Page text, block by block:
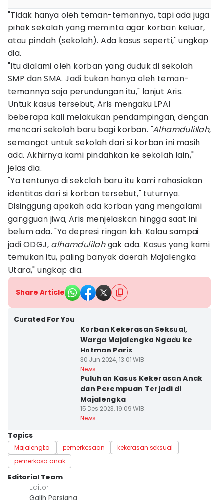
"Tidak hanya oleh teman-temannya, tapi ada juga
pihak sekolah yang meminta agar korban keluar,
atau pindah (sekolah). Ada kasus seperti," ungkap
dia.
"Itu dialami oleh korban yang duduk di sekolah
SMP dan SMA. Jadi bukan hanya oleh teman-
temannya saja perundungan itu," lanjut Aris.
Untuk kasus tersebut, Aris mengaku LPAI
beberapa kali melakukan pendampingan, dengan
mencari sekolah baru bagi korban. "Alhamdulillah,
semangat untuk sekolah dari si korban ini masih
ada. Akhirnya kami pindahkan ke sekolah lain,"
jelas dia.
"Ya tentunya di sekolah baru itu kami rahasiakan
identitas dari si korban tersebut," tuturnya.
Disinggung apakah ada korban yang mengalami
gangguan jiwa, Aris menjelaskan hingga saat ini
belum ada. "Ya depresi ringan lah. Kalau sampai
jadi ODGJ, alhamdulilahgak ada. Kasus yang kami
temukan itu, paling banyak daerah Majalengka
Utara," ungkap dia.
Share Article
Curated For You
Korban Kekerasan Seksual,
Warga Majalengka Ngadu ke
Hotman Paris
30 Jun 2024, 13:01 WIB
News
Puluhan Kasus Kekerasan Anak
dan Perempuan Terjadi di
Majalengka
15 Des 2023, 19:09 WIB
News
Topics
Majalengka pemerkosaan
kekerasan seksual
pemerkosa anak
Editorial Team
Editor
Galih Persiana